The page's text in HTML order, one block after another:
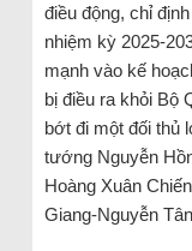
điều động, chỉ
nhiệm kỳ 2025-
mạnh vào kế
bị điều ra khỏi Bộ
bớt đi một đối thủ
tướng Nguyễn
Hoàng Xuân
Giang-Nguyễn